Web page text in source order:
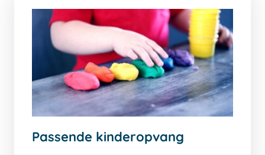
Passende kinderopvang